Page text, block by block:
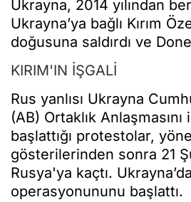
Ukrayna, 2014 yılından
Ukrayna’ya bağlı Kırım
doğusuna saldırdı ve
KIRIM'IN İŞGALİ
Rus yanlısı Ukrayna
(AB) Ortaklık Anlaşmasını
başlattığı protestolar,
gösterilerinden sonra 21
Rusya'ya kaçtı.
operasyonununu başlattı.